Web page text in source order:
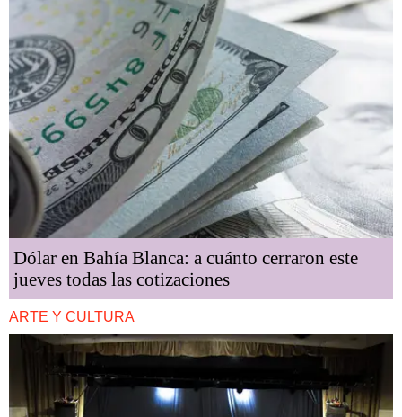
Dólar en Bahía Blanca: a cuánto cerraron este
jueves todas las cotizaciones
ARTE Y CULTURA